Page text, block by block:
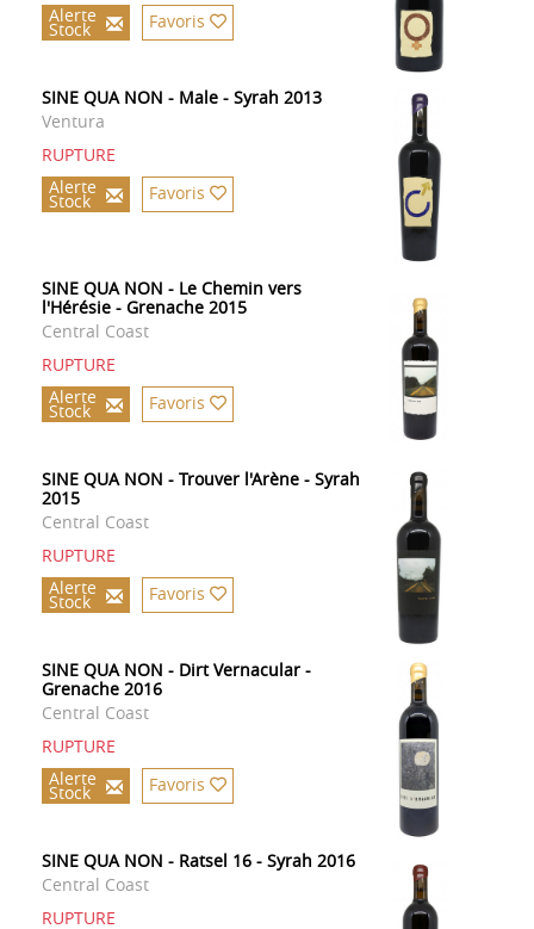
Alerte
Stock Favoris
SINE QUA NON - Male - Syrah 2013
Ventura
RUPTURE
Alerte
Stock Favoris
SINE QUA NON - Le Chemin vers
l'Hérésie - Grenache 2015
Central Coast
RUPTURE
Alerte
Stock Favoris
SINE QUA NON - Trouver l'Arène - Syrah
2015
Central Coast
RUPTURE
Alerte
Stock Favoris
SINE QUA NON - Dirt Vernacular -
Grenache 2016
Central Coast
RUPTURE
Alerte
Stock Favoris
SINE QUA NON - Ratsel 16 - Syrah 2016
Central Coast
RUPTURE